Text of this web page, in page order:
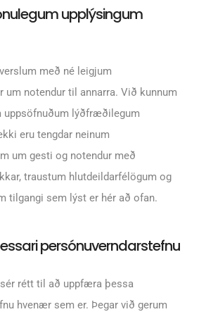
upplýsingum
með né leigjum
um notendur til annarra. Við kunnum
uppsöfnuðum lýðfræðilegum
eru tengdar neinum
um gesti og notendur með
traustum hlutdeildarfélögum og
tilgangi sem lýst er hér að ofan.
persónuverndarstefnu
rétt til að uppfæra þessa
hvenær sem er. Þegar við gerum